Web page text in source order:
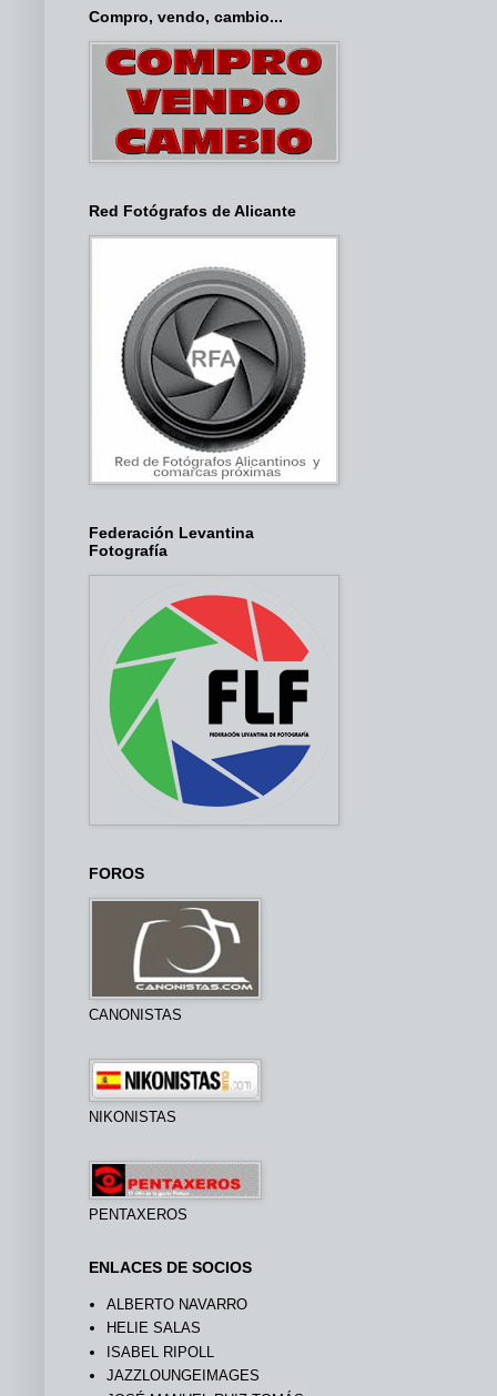
Compro, vendo, cambio...
Red Fotógrafos de Alicante
Federación Levantina
Fotografía
FOROS
CANONISTAS
NIKONISTAS
PENTAXEROS
ENLACES DE SOCIOS
ALBERTO NAVARRO
HELIE SALAS
ISABEL RIPOLL
JAZZLOUNGEIMAGES